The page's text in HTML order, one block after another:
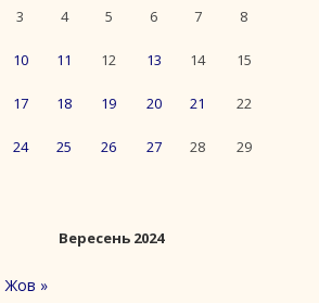
Вересень 2024
3 4 5 6 7 8
10 11 12 13 14 15
17 18 19 20 21 22
24 25 26 27 28 29
Жов »